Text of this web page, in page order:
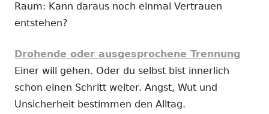
Raum: Kann daraus noch einmal Vertrauen
entstehen?
Drohende oder ausgesprochene Trennung
Einer will gehen. Oder du selbst bist innerlich
schon einen Schritt weiter. Angst, Wut und
Unsicherheit bestimmen den Alltag.